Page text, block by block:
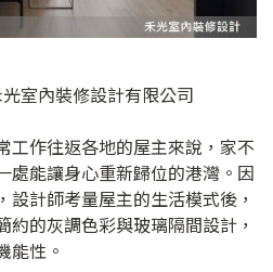
室內裝修設計有限公司
工作往返各地的屋主來說，家不
處能讓身心重新歸位的港灣。因
設計師考量屋主的生活模式後，
的灰調色彩與玻璃隔間設計，
能性。